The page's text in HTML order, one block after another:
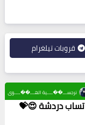
قروبات تيلغرام
دردشة 😍💝
نرجســـ��ــــية الهـــ��ــــوى